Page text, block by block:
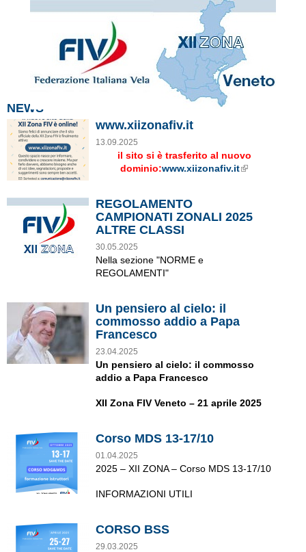
NEWS
www.xiizonafiv.it
13.09.2025
il sito si è trasferito al nuovo
dominio:www.xiizonafiv.it
REGOLAMENTO
CAMPIONATI ZONALI 2025
ALTRE CLASSI
30.05.2025
Nella sezione "NORME e
REGOLAMENTI"
Un pensiero al cielo: il
commosso addio a Papa
Francesco
23.04.2025
Un pensiero al cielo: il commosso
addio a Papa Francesco
XII Zona FIV Veneto – 21 aprile 2025
Corso MDS 13-17/10
01.04.2025
2025 – XII ZONA – Corso MDS 13-17/10
INFORMAZIONI UTILI
CORSO BSS
29.03.2025